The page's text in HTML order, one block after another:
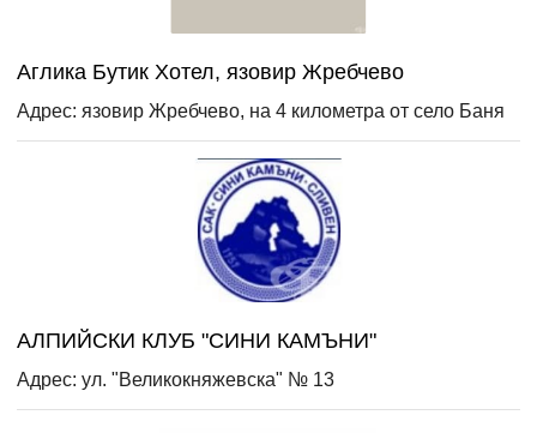
Аглика Бутик Хотел, язовир Жребчево
Адрес: язовир Жребчево, на 4 километра от село Баня
АЛПИЙСКИ КЛУБ "СИНИ КАМЪНИ"
Адрес: ул. "Великокняжевска" № 13